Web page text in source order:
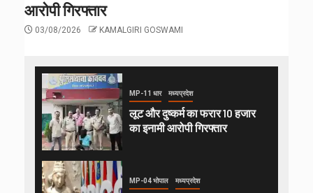
आरोपी गिरफ्तार
03/08/2026 KAMALGIRI GOSWAMI
MP-11 धार मध्यप्रदेश
लूट और दुष्कर्म का फरार 10 हजार
का इनामी आरोपी गिरफ्तार
MP-04 भोपाल मध्यप्रदेश